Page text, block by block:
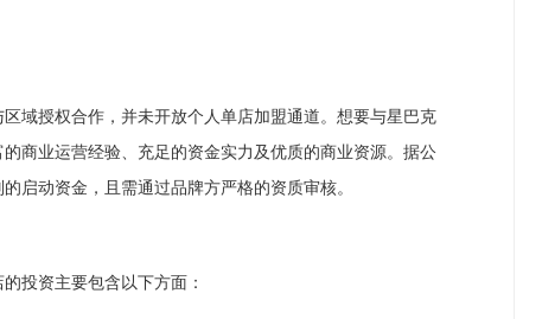
授权合作，并未开放个人单店加盟通道。想要与星巴克
商业运营经验、充足的资金实力及优质的商业资源。据公
启动资金，且需通过品牌方严格的资质审核。
投资主要包含以下方面：